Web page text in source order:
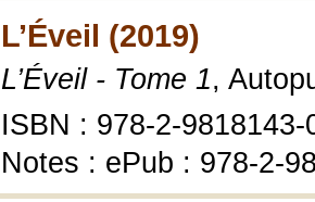
L’Éveil (2019)
L’Éveil - Tome 1,
ISBN : 978-2-9818143-
Notes : ePub : 978-2-